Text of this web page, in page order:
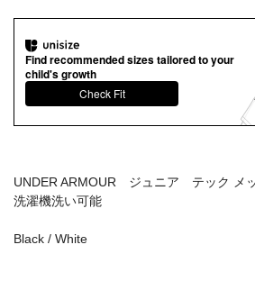
UNDER ARMOUR ジュニア テック メ
洗濯機洗い可能
Black / White
Find recommended sizes tailored to your
child's growth
Check Fit